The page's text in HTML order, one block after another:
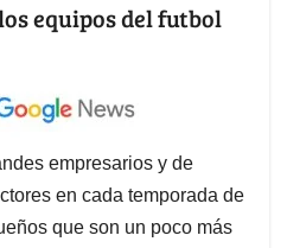
equipos del futbol
empresarios y de
en cada temporada de
que son un poco más